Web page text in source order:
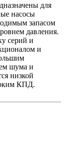
для
насосы
запасом
давления.
серий и
и
шума и
низкой
КПД.